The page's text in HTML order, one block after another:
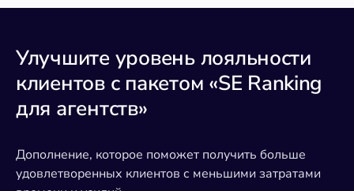
Улучшите уровень лояльности
клиентов с пакетом «SE Ranking
для агентств»
Дополнение, которое поможет получить больше
удовлетворенных клиентов с меньшими затратами